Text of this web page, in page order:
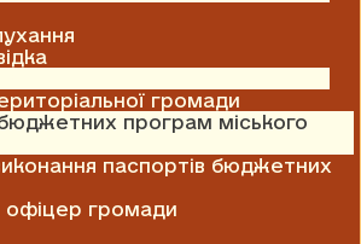
громади
програм міського
паспортів бюджетних
офіцер громади